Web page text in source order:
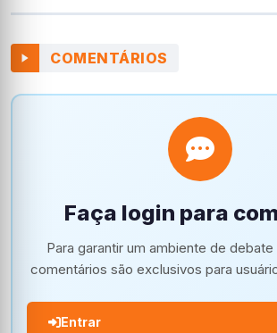
COMENTÁRIOS
Faça login para
Para garantir um ambiente de
comentários são exclusivos para
Entrar